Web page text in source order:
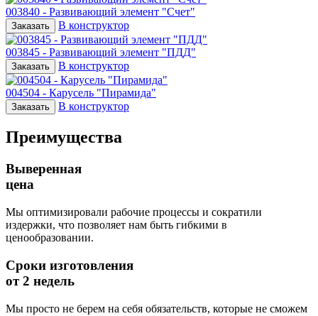
003840 - Развивающий элемент "Счет"
Заказать В конструктор
003845 - Развивающий элемент "ПДД"
Заказать В конструктор
004504 - Карусель "Пирамида"
Заказать В конструктор
Преимущества
Выверенная
цена
Мы оптимизировали рабочие процессы и сократили
издержки, что позволяет нам быть гибкими в
ценообразовании.
Сроки изготовления
от 2 недель
Мы просто не берем на себя обязательств, которые не сможем